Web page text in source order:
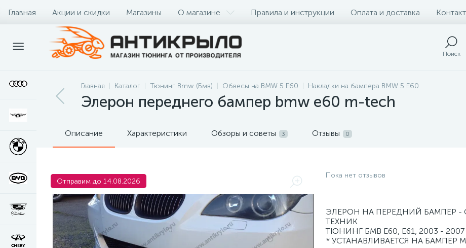
Главная Акции и скидки Магазины О магазине Правила и инструкции Оплата и доставка
Поиск
Главная Каталог Тюнинг Bmw (Бмв) Обвесы на BMW 5 E60 Накладки на бампера BMW 5 E60
Элерон переднего бампер bmw e60 m-tech
Описание Характеристики Обзоры и советы 3 Отзывы 0
Отправим до 14.08.2026
Пока нет отзывов
ЭЛЕРОН НА ПЕРЕДНИЙ БАМПЕР -
ТЕХНИК
ТЮНИНГ БМВ Е60, Е61, 2003 - 2007
* УСТАНАВЛИВАЕТСЯ НА БАМПЕР